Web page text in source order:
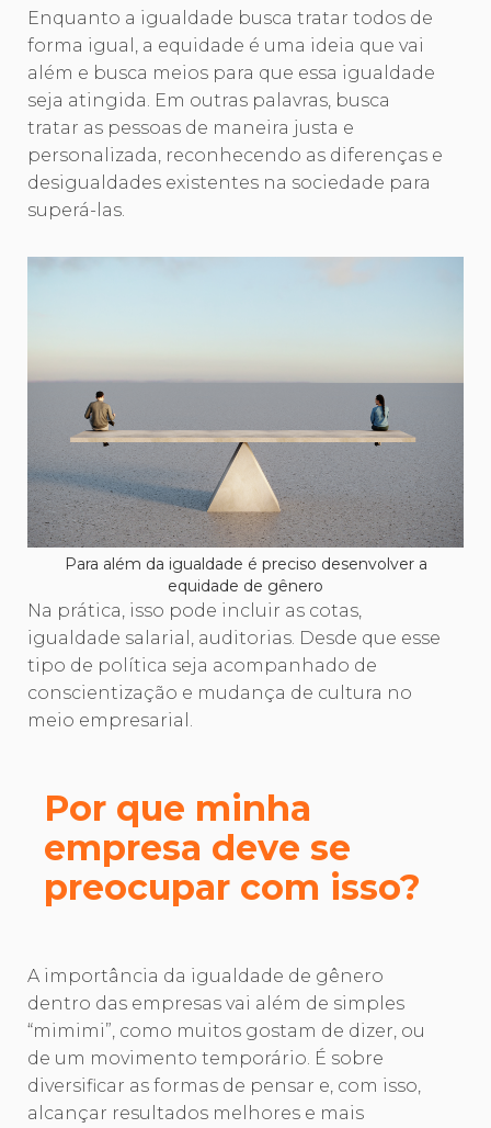
Enquanto a igualdade busca tratar todos de
forma igual, a equidade é uma ideia que vai
além e busca meios para que essa igualdade
seja atingida. Em outras palavras, busca
tratar as pessoas de maneira justa e
personalizada, reconhecendo as diferenças e
desigualdades existentes na sociedade para
superá-las.
Para além da igualdade é preciso desenvolver a
equidade de gênero
Na prática, isso pode incluir as cotas,
igualdade salarial, auditorias. Desde que esse
tipo de política seja acompanhado de
conscientização e mudança de cultura no
meio empresarial.
Por que minha
empresa deve se
preocupar com isso?
A importância da igualdade de gênero
dentro das empresas vai além de simples
“mimimi”, como muitos gostam de dizer, ou
de um movimento temporário. É sobre
diversificar as formas de pensar e, com isso,
alcançar resultados melhores e mais